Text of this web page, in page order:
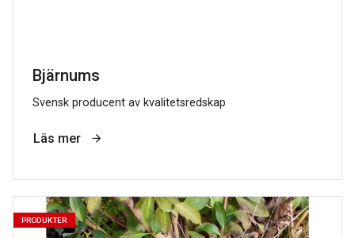
Bjärnums
Svensk producent av kvalitetsredskap
Läs mer
PRODUKTER